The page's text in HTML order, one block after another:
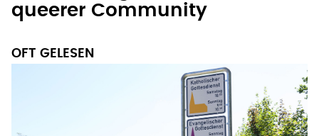
queerer Community
OFT GELESEN